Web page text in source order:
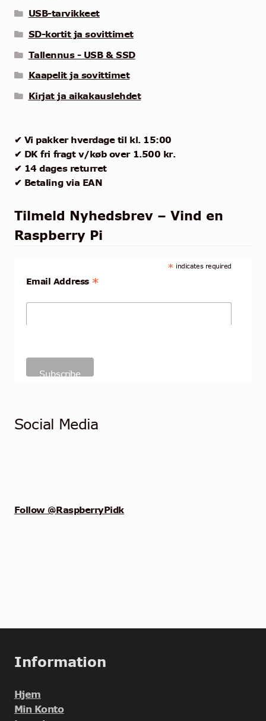
USB-tarvikkeet
SD-kortit ja sovittimet
Tallennus - USB & SSD
Kaapelit ja sovittimet
Kirjat ja aikakauslehdet
✔ Vi pakker hverdage til kl. 15:00
✔ DK fri fragt v/køb over 1.500 kr.
✔ 14 dages returret
✔ Betaling via EAN
Tilmeld Nyhedsbrev – Vind en
Raspberry Pi
* indicates required
Email Address *
Social Media
Follow @RaspberryPidk
Information
Hjem
Min Konto